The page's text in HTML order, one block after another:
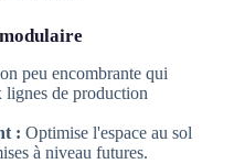
peu encombrante qui
lignes de production
: Optimise l'espace au sol
à niveau futures.